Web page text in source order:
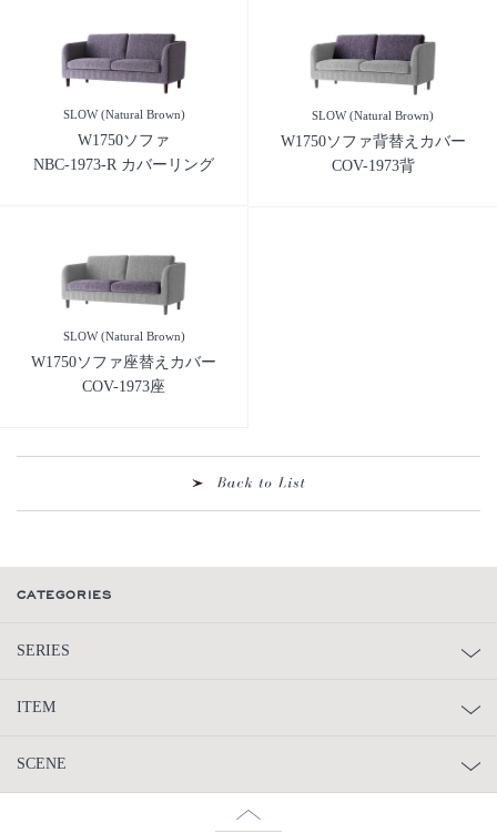
SLOW (Natural Brown)
W1750ソファ
NBC-1973-R カバーリング
SLOW (Natural Brown)
W1750ソファ背替えカバー
COV-1973背
SLOW (Natural Brown)
W1750ソファ座替えカバー
COV-1973座
CATEGORIES
SERIES
ITEM
SCENE